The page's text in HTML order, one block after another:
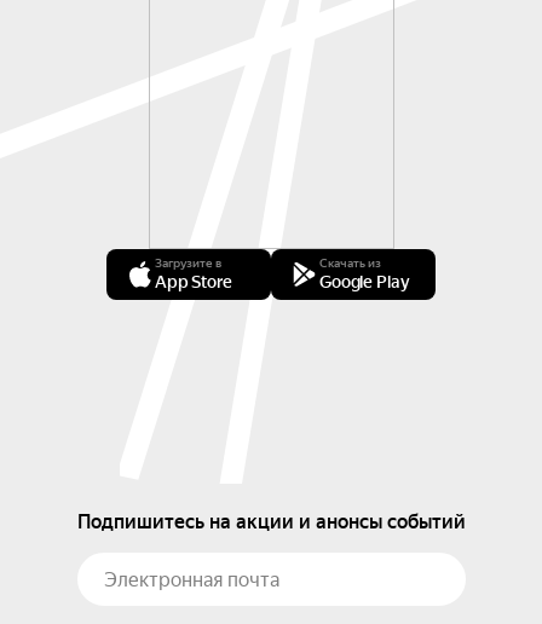
Загрузите в
App Store
Скачать из
Google Play
Подпишитесь на акции и анонсы событий